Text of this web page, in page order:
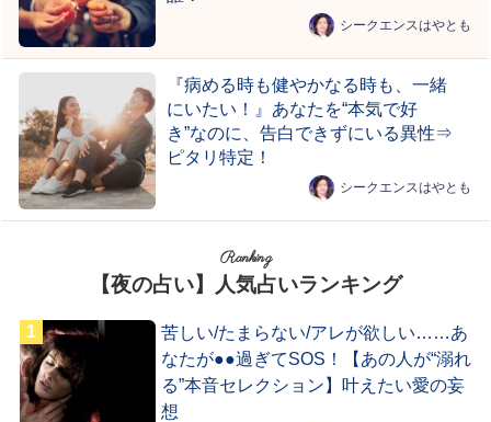
シークエンスはやとも
『病める時も健やかなる時も、一緒
にいたい！』あなたを“本気で好
き”なのに、告白できずにいる異性⇒
ピタリ特定！
シークエンスはやとも
Ranking
【夜の占い】人気占いランキング
苦しい/たまらない/アレが欲しい……あ
なたが●●過ぎてSOS！【あの人が“溺れ
る”本音セレクション】叶えたい愛の妄
想